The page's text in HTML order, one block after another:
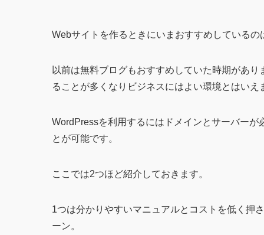
Webサイトを作るときにいまおすすめしているの
以前は無料ブログもおすすめしていた時期があ
ることが多くなりビジネスにはよい環境とはいえ
WordPressを利用するにはドメインとサーバー
とが可能です。
ここでは2つほど紹介しておきます。
1つは分かりやすいマニュアルとコストを低く押
ーン。